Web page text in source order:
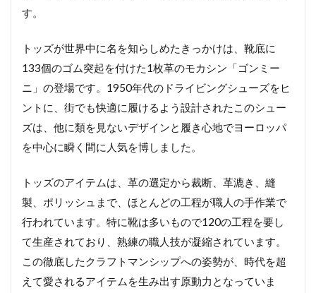
す。
トッズが世界中に名を知らしめたきっかけは、靴底に
133個のゴム突起を付けた1枚革のモカシン「ゴンミー
ニ」の登場です。1950年代のドライビングシューズをヒ
ントに、街でも快適に履けるよう設計されたこのシュー
ズは、他に類を見ないデザインと履き心地でヨーロッパ
を中心に瞬く間に人気を博しました。
トッズのアイテムは、革の選定から裁断、革漉き、縫
製、ポリッシュまで、ほとんどの工程が職人の手作業で
行われています。特に靴は多いもので120の工程を要し
て生産されており、熟練の職人技が凝縮されています。
この徹底したクラフトマンシップへの姿勢が、時代を超
えて愛されるアイテムを生み出す原動力となっていま